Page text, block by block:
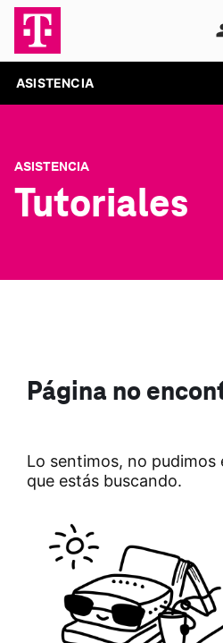
ASISTENCIA
ASISTENCIA
Tutoriales